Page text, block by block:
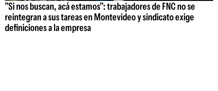
"Si nos buscan, acá estamos": trabajadores de FNC no se
reintegran a sus tareas en Montevideo y sindicato exige
definiciones a la empresa